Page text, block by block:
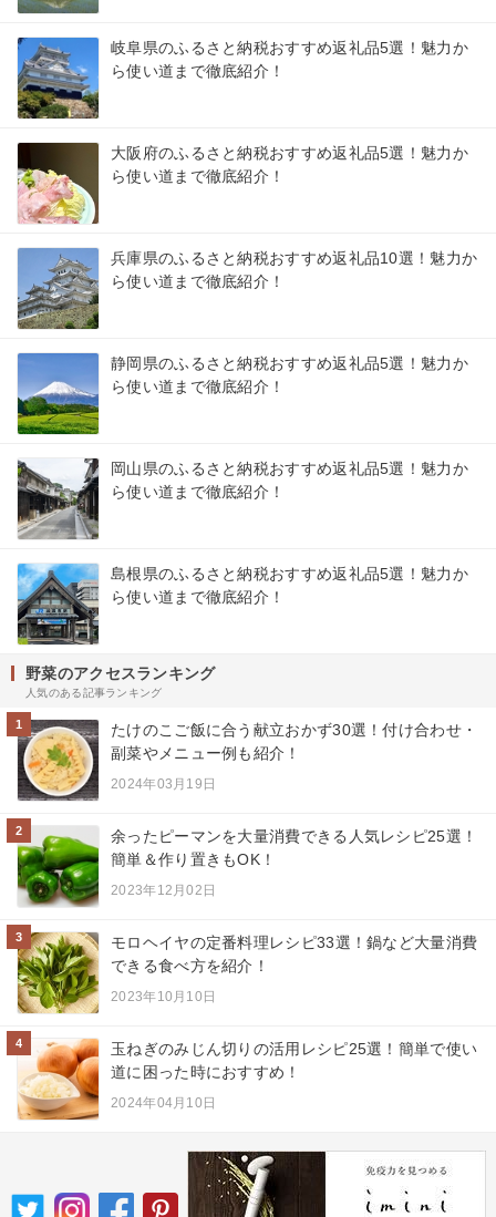
岐阜県のふるさと納税おすすめ返礼品5選！魅力か
ら使い道まで徹底紹介！
大阪府のふるさと納税おすすめ返礼品5選！魅力か
ら使い道まで徹底紹介！
兵庫県のふるさと納税おすすめ返礼品10選！魅力か
ら使い道まで徹底紹介！
静岡県のふるさと納税おすすめ返礼品5選！魅力か
ら使い道まで徹底紹介！
岡山県のふるさと納税おすすめ返礼品5選！魅力か
ら使い道まで徹底紹介！
島根県のふるさと納税おすすめ返礼品5選！魅力か
ら使い道まで徹底紹介！
野菜のアクセスランキング
人気のある記事ランキング
1
たけのこご飯に合う献立おかず30選！付け合わせ・
副菜やメニュー例も紹介！
2024年03月19日
2
余ったピーマンを大量消費できる人気レシピ25選！
簡単＆作り置きもOK！
2023年12月02日
3
モロヘイヤの定番料理レシピ33選！鍋など大量消費
できる食べ方を紹介！
2023年10月10日
4
玉ねぎのみじん切りの活用レシピ25選！簡単で使い
道に困った時におすすめ！
2024年04月10日